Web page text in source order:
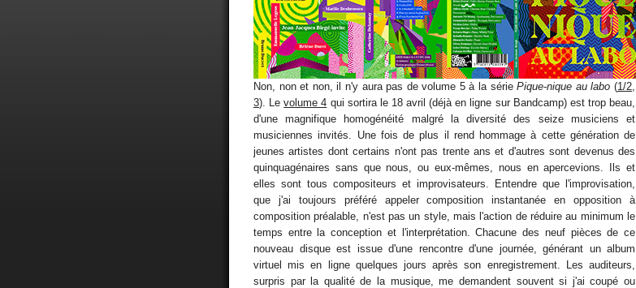
Non, non et non, il n'y aura pas de volume 5 à la sériePique-nique au labo (1/2
3). Levolume 4 qui sortira le 18 avril (déjà en ligne sur Bandcamp) est trop beau,
d'une magnifique homogénéité malgré la diversité des seize musiciens et
musiciennes invités. Une fois de plus il rend hommage à cette génération de
jeunes artistes dont certains n'ont pas trente ans et d'autres sont devenus des
quinquagénaires sans que nous, ou eux-mêmes, nous en apercevions. Ils et
elles sont tous compositeurs et improvisateurs. Entendre que l'improvisation,
que j'ai toujours préféré appeler composition instantanée en opposition à
composition préalable, n'est pas un style, mais l'action de réduire au minimum le
temps entre la conception et l'interprétation. Chacune des neuf pièces de ce
nouveau disque est issue d'une rencontre d'une journée, générant un album
virtuel mis en ligne quelques jours après son enregistrement. Les auditeurs,
surpris par la qualité de la musique, me demandent souvent si j'ai coupé ou